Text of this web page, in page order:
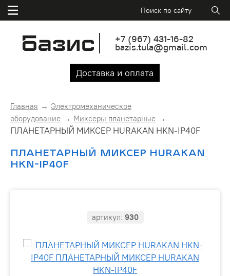
+7 (967) 431-16-82
bazis.tula@gmail.com
Доставка и оплата
Главная
Электромеханическое
оборудование
Миксеры планетарные
ПЛАНЕТАРНЫЙ МИКСЕР HURAKAN HKN-IP40F
ПЛАНЕТАРНЫЙ МИКСЕР HURAKAN
HKN-IP40F
артикул: 930